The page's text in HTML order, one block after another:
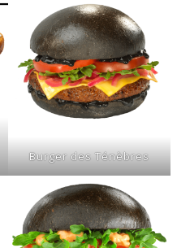
Burger des Ténèbres